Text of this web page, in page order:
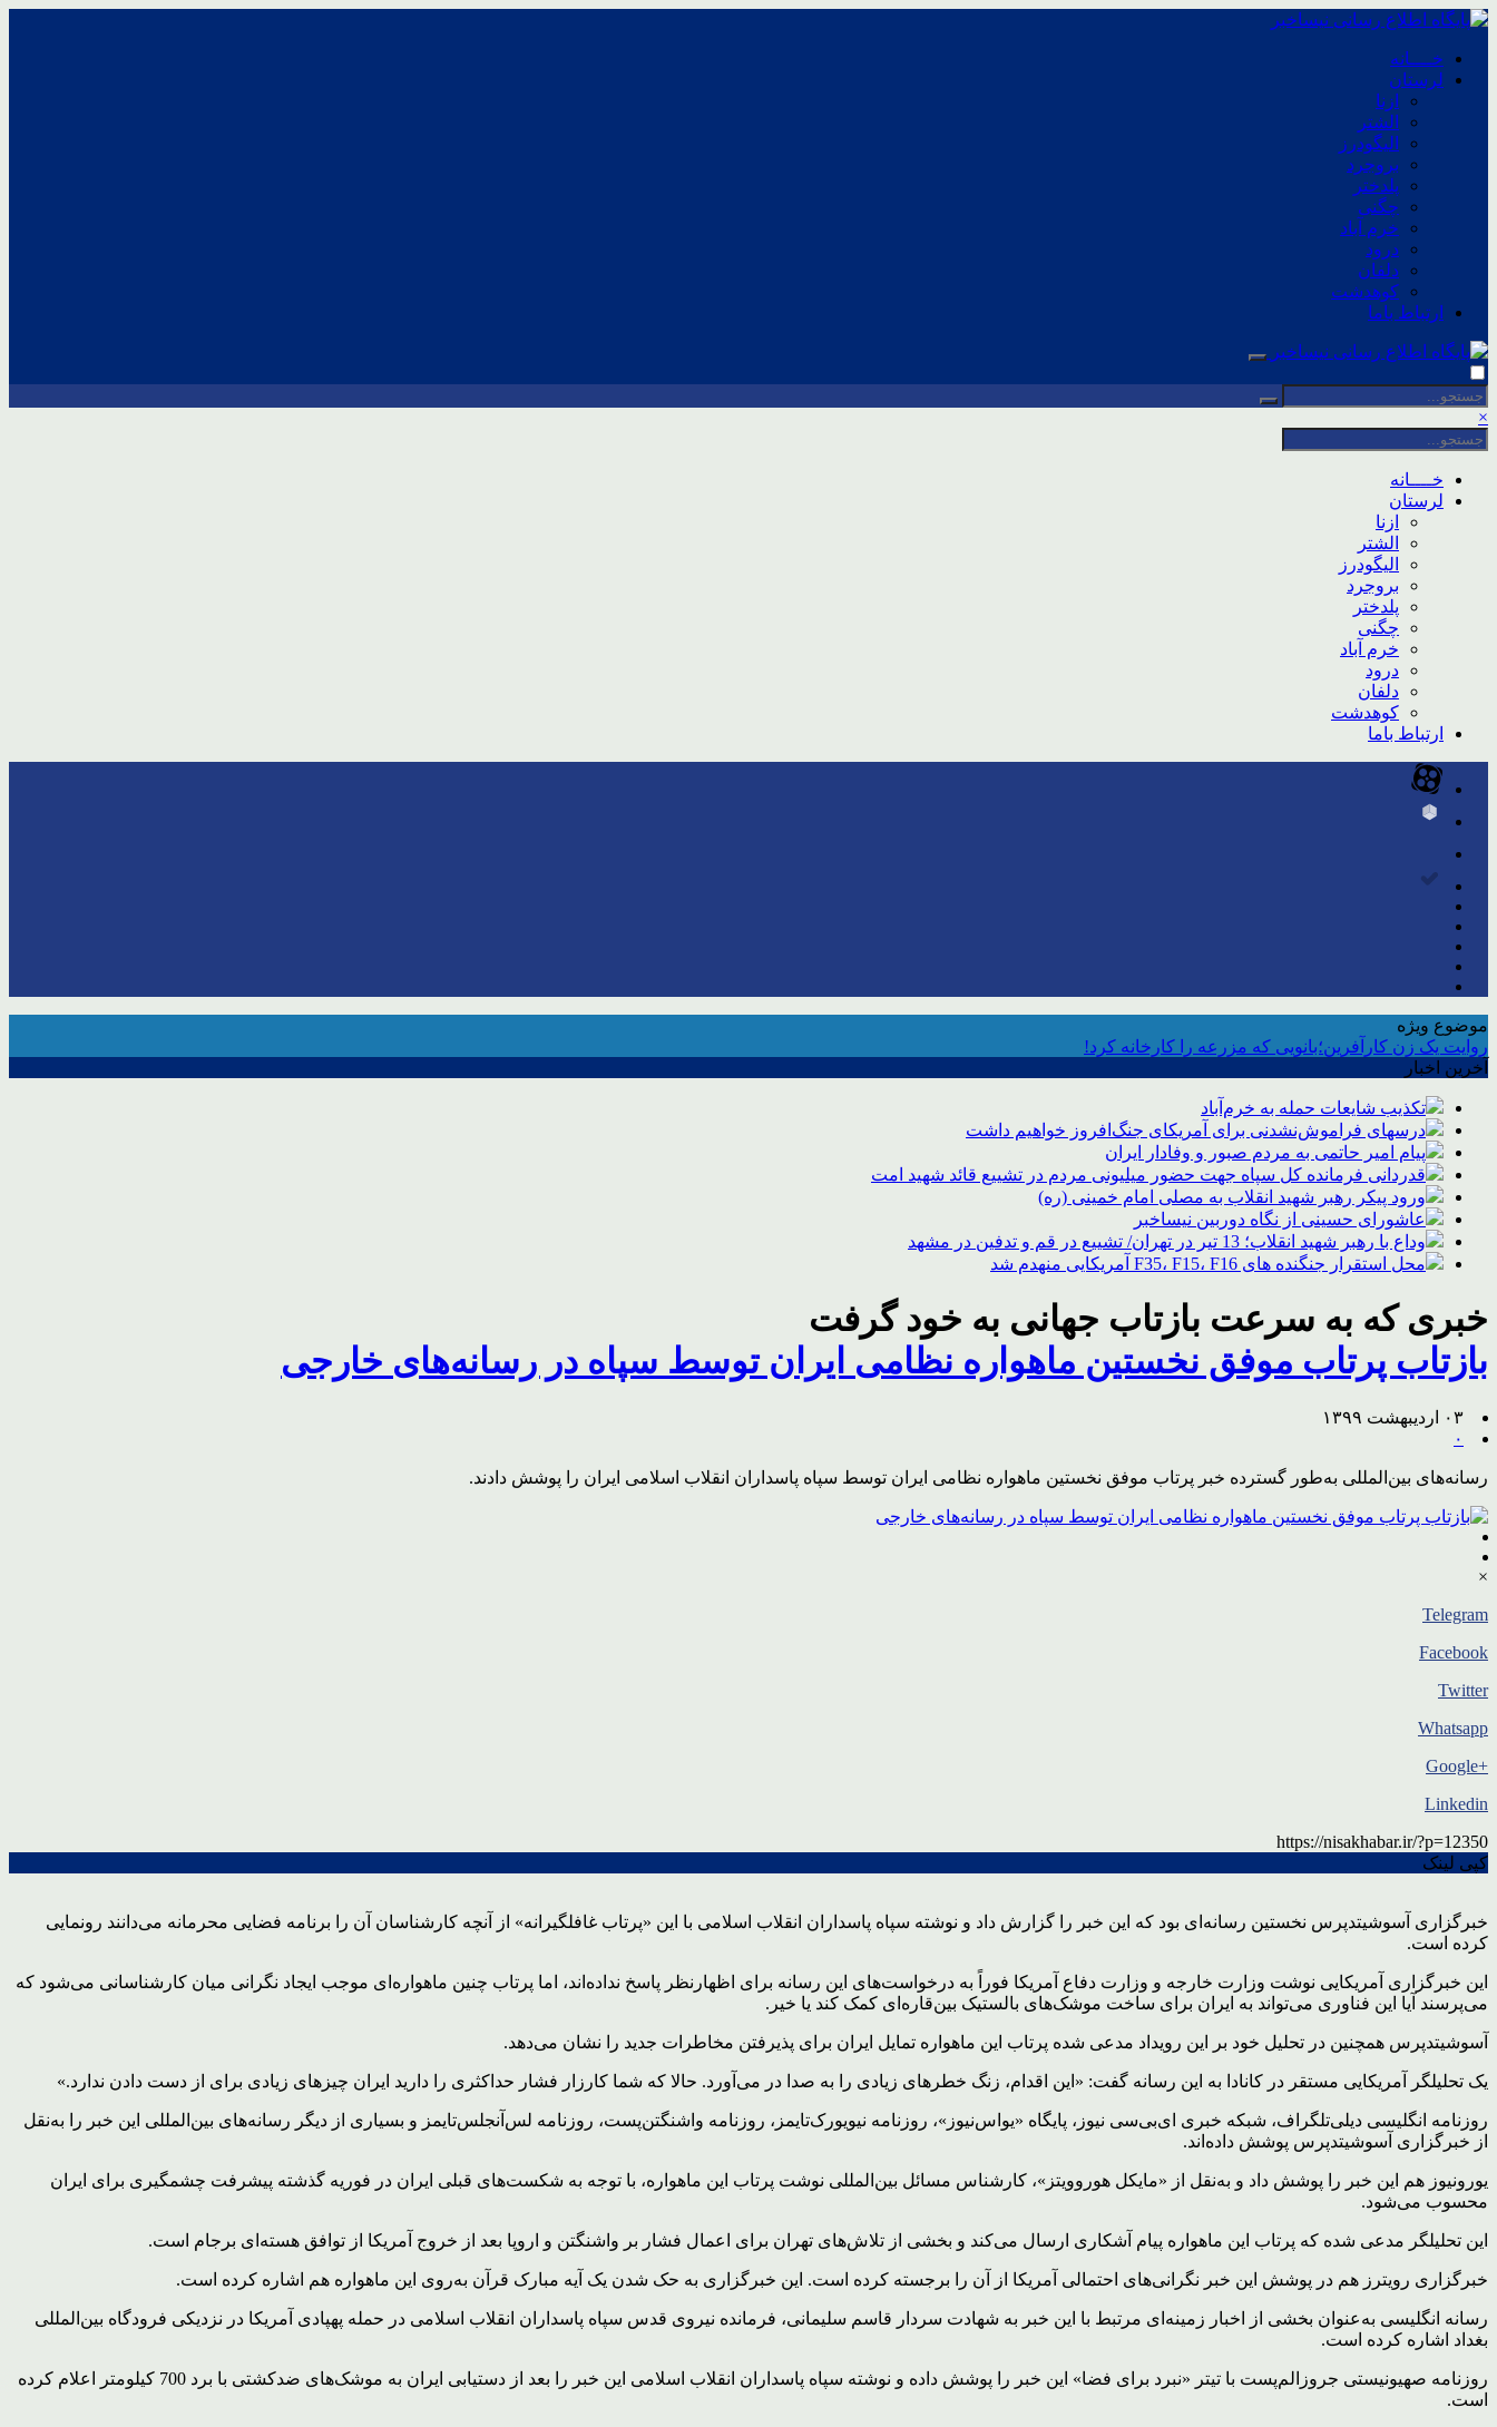
خــــانه
لرستان
ازنا
الشتر
الیگودرز
بروجرد
پلدختر
چگنی
خرم آباد
درود
دلفان
کوهدشت
ارتباط باما
×
خــــانه
لرستان
ازنا
الشتر
الیگودرز
بروجرد
پلدختر
چگنی
خرم آباد
درود
دلفان
کوهدشت
ارتباط باما
موضوع ویژه
روایت یک زن کارآفرین؛بانویی که مزرعه را کارخانه کرد!
آخرین اخبار
تکذیب شایعات حمله به خرم‌آباد
درسهای فراموش‌نشدنی برای آمریکای جنگ‌افروز خواهیم داشت
پیام امیر حاتمی به مردم صبور و وفادار ایران
قدردانی فرمانده کل سپاه جهت حضور میلیونی مردم در تشییع قائد شهید امت
ورود پیکر رهبر شهید انقلاب به مصلی امام خمینی (ره)
عاشورای حسینی از نگاه دوربین نیساخبر
وداع با رهبر شهید انقلاب؛ 13 تیر در تهران/ تشییع در قم و تدفین در مشهد
محل استقرار جنگنده های F35، F15، F16 آمریکایی منهدم شد
خبری که به سرعت بازتاب جهانی به خود گرفت
بازتاب پرتاب موفق نخستین ماهواره نظامی ایران توسط سپاه در رسانه‌های خارجی
۰۳ اردیبهشت ۱۳۹۹
۰
رسانه‌های بین‌المللی به‌طور گسترده خبر پرتاب موفق نخستین ماهواره نظامی ایران توسط سپاه پاسداران انقلاب اسلامی ایران را پوشش دادند.
×
Telegram
Facebook
Twitter
Whatsapp
+Google
Linkedin
https://nisakhabar.ir/?p=12350
کپی لینک
خبرگزاری آسوشیتدپرس نخستین رسانه‌ای بود که این خبر را گزارش داد و نوشته سپاه پاسداران انقلاب اسلامی با این «پرتاب غافلگیرانه» از آنچه کارشناسان آن را برنامه فضایی محرمانه می‌دانند رونمایی
کرده است.
این خبرگزاری آمریکایی نوشت وزارت خارجه و وزارت دفاع آمریکا فوراً به درخواست‌های این رسانه برای اظهارنظر پاسخ نداده‌اند، اما پرتاب چنین ماهواره‌ای موجب ایجاد نگرانی میان کارشناسانی می‌شود که
می‌پرسند آیا این فناوری می‌تواند به ایران برای ساخت موشک‌های بالستیک بین‌قاره‌ای کمک کند یا خیر.
آسوشیتدپرس همچنین در تحلیل خود بر این رویداد مدعی شده پرتاب این ماهواره تمایل ایران برای پذیرفتن مخاطرات جدید را نشان می‌دهد.
یک تحلیلگر آمریکایی مستقر در کانادا به این رسانه گفت: «این اقدام، زنگ خطرهای زیادی را به صدا در می‌آورد. حالا که شما کارزار فشار حداکثری را دارید ایران چیزهای زیادی برای از دست دادن ندارد.»
روزنامه انگلیسی دیلی‌تلگراف، شبکه خبری ای‌بی‌سی نیوز، پایگاه «یو‌اس‌نیوز»، روزنامه نیویورک‌تایمز، روزنامه واشنگتن‌پست، روزنامه لس‌آنجلس‌تایمز و بسیاری از دیگر رسانه‌های بین‌المللی این خبر را به‌نقل
از خبرگزاری آسوشیتدپرس پوشش داده‌اند.
یورونیوز هم این خبر را پوشش داد و به‌نقل از «مایکل هوروویتز»، کارشناس مسائل بین‌المللی نوشت پرتاب این ماهواره، با توجه به شکست‌های قبلی ایران در فوریه گذشته پیشرفت چشمگیری برای ایران
محسوب می‌شود.
این تحلیلگر مدعی شده که پرتاب این ماهواره پیام آشکاری ارسال می‌کند و بخشی از تلاش‌های تهران برای اعمال فشار بر واشنگتن و اروپا بعد از خروج آمریکا از توافق هسته‌ای برجام است.
خبرگزاری رویترز هم در پوشش این خبر نگرانی‌های احتمالی آمریکا از آن را برجسته کرده است. این خبرگزاری به حک شدن یک آیه مبارک قرآن به‌روی این ماهواره هم اشاره کرده است.
رسانه انگلیسی به‌عنوان بخشی از اخبار زمینه‌ای مرتبط با این خبر به شهادت سردار قاسم سلیمانی، فرمانده نیروی قدس سپاه پاسداران انقلاب اسلامی در حمله پهپادی آمریکا در نزدیکی فرودگاه بین‌المللی
بغداد اشاره کرده است.
روزنامه صهیونیستی جروزالم‌پست با تیتر «نبرد برای فضا» این خبر را پوشش داده و نوشته سپاه پاسداران انقلاب اسلامی این خبر را بعد از دستیابی ایران به موشک‌های ضدکشتی با برد 700 کیلومتر اعلام کرده
است.